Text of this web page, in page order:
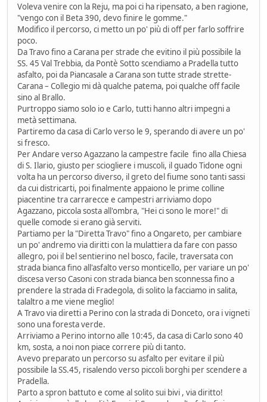
Voleva venire con la Reju, ma poi ci ha ripensato, a ben ragione,
"vengo con il Beta 390, devo finire le gomme."
Modifico il percorso, ci metto un po' più di off per farlo soffrire
poco.
Da Travo fino a Carana per strade che evitino il più possibile la
SS. 45 Val Trebbia, da Pontè Sotto scendiamo a Pradella tutto
asfalto, poi da Piancasale a Carana son tutte strade strette-
Carana – Collegio mi dà qualche patema, poi qualche off facile
sino al Brallo.
Purtroppo siamo solo io e Carlo, tutti hanno altri impegni a
metà settimana.
Partiremo da casa di Carlo verso le 9, sperando di avere un po'
si fresco.
Per Andare verso Agazzano la campestre facile fino alla Chiesa
di S. Ilario, giusto per sciogliere i muscoli, il guado Tidone ogni
volta ha un percorso diverso, il greto del fiume sono tanti sassi
da cui districarti, poi finalmente appaiono le prime colline
piacentine tra carrarecce e campestri arriviamo dopo
Agazzano, piccola sosta all'ombra, "Hei ci sono le more!" di
quelle comode si erano già serviti.
Partiamo per la "Diretta Travo" fino a Ongareto, per cambiare
un po' andremo via diritti con la mulattiera da fare con passo
allegro, poi il bel sentierino nel bosco, facile, traversata con
strada bianca fino all'asfalto verso monticello, per variare un po'
discesa verso Casoni con strada bianca ben sconnessa fino a
prendere la strada di Fradegola, di solito la facciamo in salita,
talaltro a me viene meglio!
A Travo via diretti a Perino con la strada di Donceto, ora i vigneti
sono una foresta verde.
Arriviamo a Perino intorno alle 10:45, da casa di Carlo sono 40
km, sosta, a noi non piace correre più di tanto.
Avevo preparato un percorso su asfalto per evitare il più
possibile la SS.45, risalendo verso piccoli borghi per scendere a
Pradella.
Parto a spron battuto e come al solito sui bivi , via diritto!